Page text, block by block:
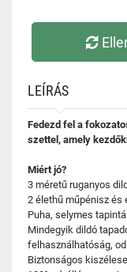
LEÍRÁS
Fedezd fel a
szettel, amely
Miért jó?
3 méretű ruganyos
2 élethű műpénisz és
Puha, selymes
Mindegyik dildó
felhasználhatóság,
Biztonságos